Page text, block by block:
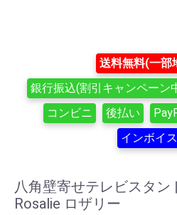
送料無料(一部
銀行振込(割引キャンペーン
コンビニ
後払い
インボイ
八角壁寄せテレビスタン
Rosalie ロザリー